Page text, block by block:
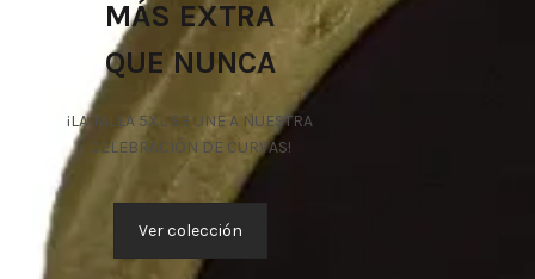
MÁS EXTRA
QUE NUNCA
¡LA TALLA 5XL SE UNE A NUESTRA
CELEBRACIÓN DE CURVAS!
Ver colección